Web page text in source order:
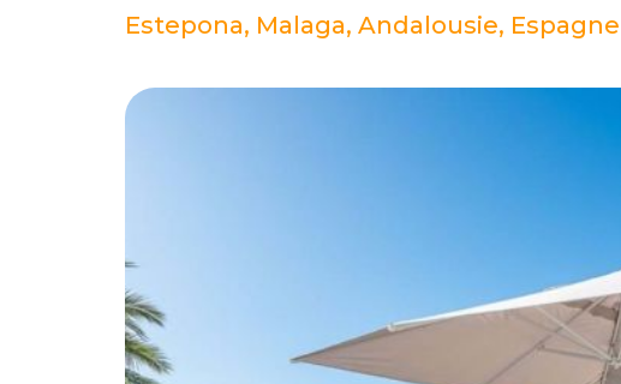
Estepona, Malaga, Andalousie, Espagne